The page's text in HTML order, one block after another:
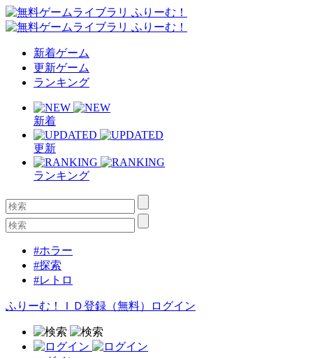
新着ゲーム
更新ゲーム
ランキング
新着
更新
ランキング
#ホラー
#探索
#レトロ
ふりーむ！ＩＤ登録（無料） ログイン